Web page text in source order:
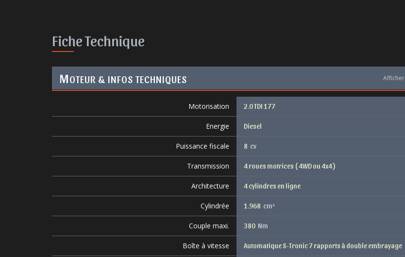
Fiche Technique
MOTEUR & INFOS TECHNIQUES Afficher
Motorisation 2.0 TDI 177
Energie Diesel
Puissance fiscale 8 cv
Transmission 4 roues motrices ( 4WD ou 4x4 )
Architecture 4 cylindres en ligne
Cylindrée 1.968 cm³
Couple maxi. 380 Nm
Boîte à vitesse Automatique S-Tronic 7 rapports à double embrayage